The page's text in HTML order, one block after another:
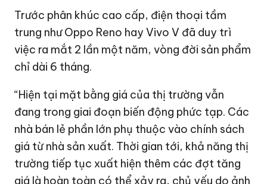
Trước phân khúc cao cấp, điện thoại tầm
trung như Oppo Reno hay Vivo V đã duy trì
việc ra mắt 2 lần một năm, vòng đời sản phẩm
chỉ dài 6 tháng.
“Hiện tại mặt bằng giá của thị trường vẫn
đang trong giai đoạn biến động phức tạp. Các
nhà bán lẻ phần lớn phụ thuộc vào chính sách
giá từ nhà sản xuất. Thời gian tới, khả năng thị
trường tiếp tục xuất hiện thêm các đợt tăng
giá là hoàn toàn có thể xảy ra, chủ yếu do ảnh